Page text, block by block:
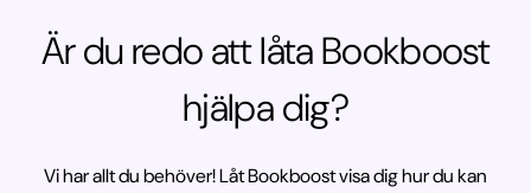
Är du redo att låta Bookboost
hjälpa dig?
Vi har allt du behöver! Låt Bookboost visa dig hur du kan